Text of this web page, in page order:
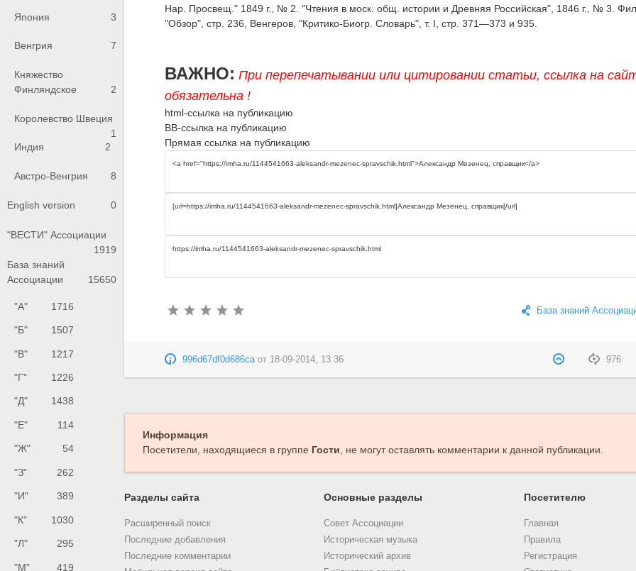
Япония 3
Венгрия 7
Княжество
Финляндское
2
Королевство Швеция
1
Индия
2
Австро-Венгрия 8
English version 0
"ВЕСТИ" Ассоциации
1919
База знаний
Ассоциации
15650
"А" 1716
"Б" 1507
"В" 1217
"Г" 1226
"Д" 1438
"Е" 114
"Ж" 54
"З" 262
"И" 389
"К" 1030
"Л" 295
"М" 419
Нар. Просвещ." 1849 г., № 2. "Чтения в моск. общ. истории и Древняя Российская", 1846 г., № 3.
"Обзор", стр. 236, Венгеров, "Критико-Биогр. Словарь", т. I, стр. 371—373 и 935.
ВАЖНО: При перепечатывании или цитировании статьи, ссылка на
обязательна !
html-ссылка на публикацию
BB-ссылка на публикацию
Прямая ссылка на публикацию
База знаний
976
996d67df0d686caот 18-09-2014, 13:36
Информация
Посетители, находящиеся в группе Гости, не могут оставлять комментарии к данной публикации.
Разделы сайта
Расширенный поиск
Последние добавления
Последние комментарии
Основные разделы
Совет Ассоциации
Историческая музыка
Исторический архив
Посетителю
Главная
Правила
Регистрация